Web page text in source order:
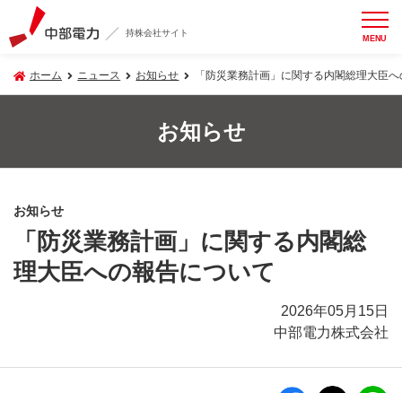
持株会社サイト MENU
ホーム ニュース お知らせ 「防災業務計画」に関する内閣総理大臣
お知らせ
お知らせ
「防災業務計画」に関する内閣総
理大臣への報告について
2026年05月15日
中部電力株式会社